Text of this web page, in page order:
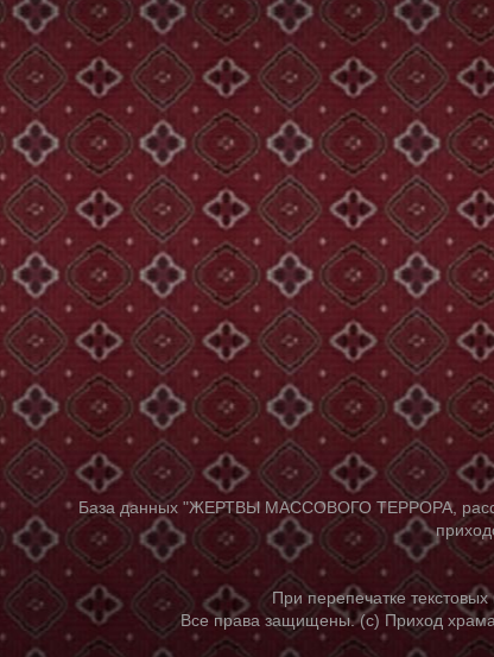
База данных "ЖЕРТВЫ МАССОВОГО ТЕРРОРА,
При перепечатке
Все права защищены. (с) Приход храма